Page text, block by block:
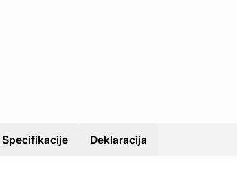
Specifikacije Deklaracija